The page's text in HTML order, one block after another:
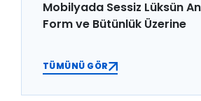
Mobilyada Sessiz Lüksün
Form ve Bütünlük Üzerine
TÜMÜNÜ GÖR